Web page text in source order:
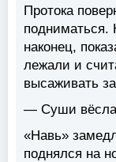
Протока
подниматься.
наконец,
лежали и
высаживать
— Суши
«Навь»
поднялся на